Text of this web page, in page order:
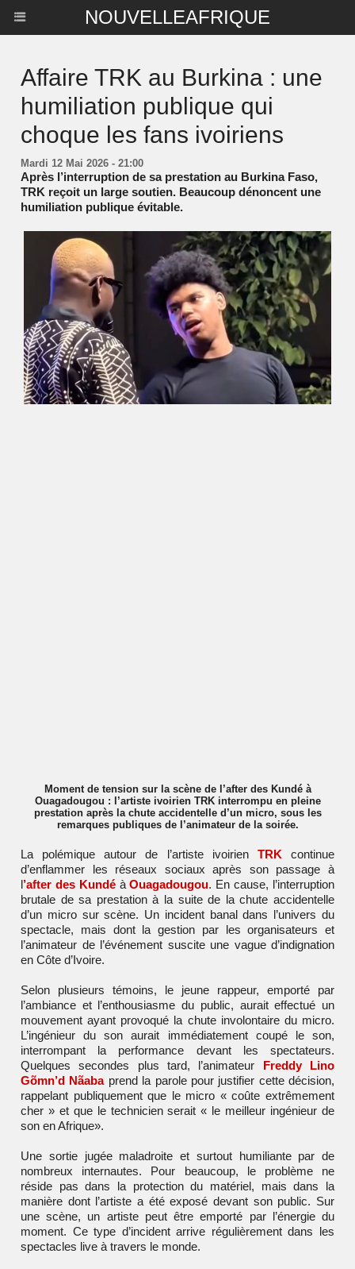
NOUVELLEAFRIQUE
Affaire TRK au Burkina : une
humiliation publique qui
choque les fans ivoiriens
Mardi 12 Mai 2026 - 21:00
Après l’interruption de sa prestation au Burkina Faso,
TRK reçoit un large soutien. Beaucoup dénoncent une
humiliation publique évitable.
Moment de tension sur la scène de l’after des Kundé à
Ouagadougou : l’artiste ivoirien TRK interrompu en pleine
prestation après la chute accidentelle d’un micro, sous les
remarques publiques de l’animateur de la soirée.
La polémique autour de l’artiste ivoirien TRK continue
d’enflammer les réseaux sociaux après son passage à
l’after des KundéàOuagadougou. En cause, l’interruption
brutale de sa prestation à la suite de la chute accidentelle
d’un micro sur scène. Un incident banal dans l’univers du
spectacle, mais dont la gestion par les organisateurs et
l’animateur de l’événement suscite une vague d’indignation
en Côte d’Ivoire.
Selon plusieurs témoins, le jeune rappeur, emporté par
l’ambiance et l’enthousiasme du public, aurait effectué un
mouvement ayant provoqué la chute involontaire du micro.
L’ingénieur du son aurait immédiatement coupé le son,
interrompant la performance devant les spectateurs.
Quelques secondes plus tard, l’animateur Freddy Lino
Gõmn’d Nãabaprend la parole pour justifier cette décision,
rappelant publiquement que le micro « coûte extrêmement
cher » et que le technicien serait « le meilleur ingénieur de
son en Afrique».
Une sortie jugée maladroite et surtout humiliante par de
nombreux internautes. Pour beaucoup, le problème ne
réside pas dans la protection du matériel, mais dans la
manière dont l’artiste a été exposé devant son public. Sur
une scène, un artiste peut être emporté par l’énergie du
moment. Ce type d’incident arrive régulièrement dans les
spectacles live à travers le monde.